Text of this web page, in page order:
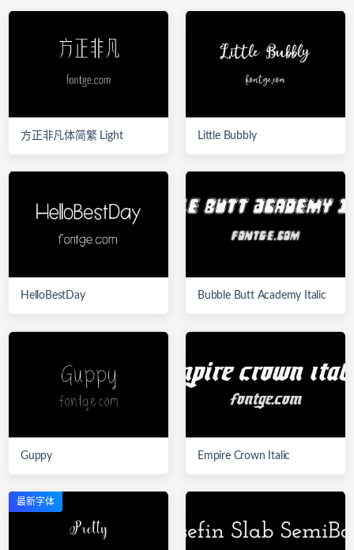
方正非凡体简繁 Light Little Bubbly
HelloBestDay Bubble Butt Academy Italic
Guppy Empire Crown Italic
最新字体